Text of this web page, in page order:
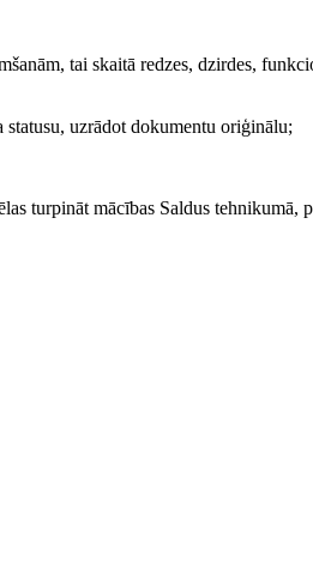
tai skaitā redzes, dzirdes,
statusu, uzrādot dokumentu oriģinālu;
turpināt mācības Saldus tehnikumā,